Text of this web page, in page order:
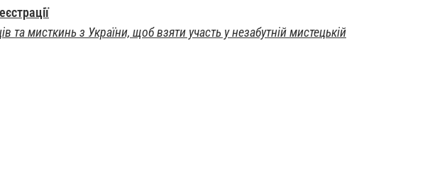
мисткинь з України, щоб взяти участь у незабутній мистецькій